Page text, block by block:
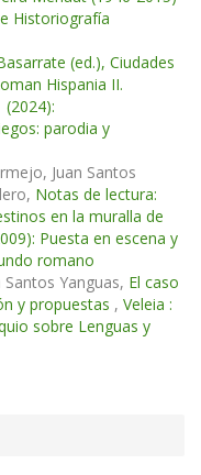
Historiografía
(ed.), Ciudades
Hispania II.
(2024):
parodia y
Juan Santos
Notas de lectura:
en la muralla de
Puesta en escena y
romano
Santos Yanguas, El caso
y propuestas , Veleia :
sobre Lenguas y